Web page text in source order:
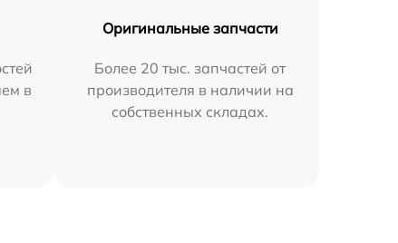
в
Оригинальные запчасти
Более 20 тыс. запчастей от
производителя в наличии на
собственных складах.